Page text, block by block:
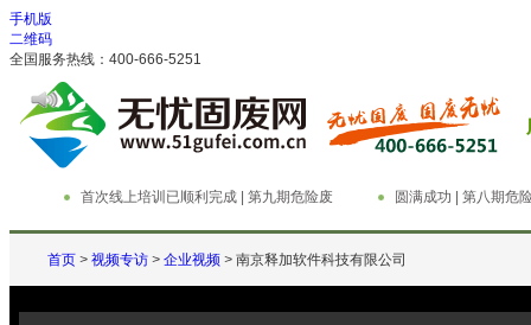
手机版
二维码
全国服务热线：400-666-5251
首次线上培训已顺利完成 | 第九期危险废
物管理与技术实务精英特训营
圆满成功 | 第八期危
务精英特训营
首页 > 视频专访 > 企业视频 > 南京释加软件科技有限公司